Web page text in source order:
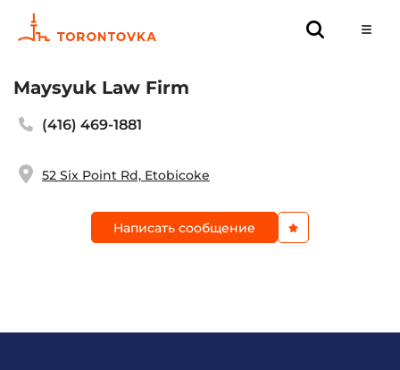
Maysyuk Law Firm
(416) 469-1881
52 Six Point Rd, Etobicoke
Написать сообщение